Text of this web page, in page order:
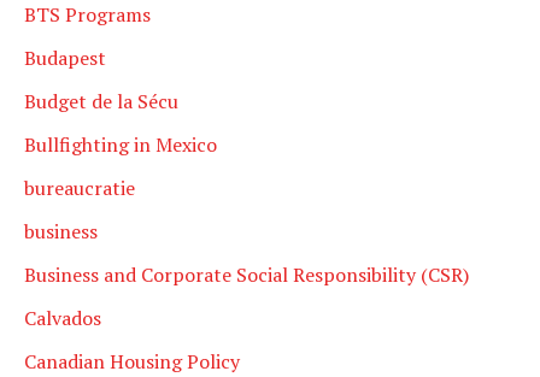
BTS Programs
Budapest
Budget de la Sécu
Bullfighting in Mexico
bureaucratie
business
Business and Corporate Social Responsibility (CSR)
Calvados
Canadian Housing Policy